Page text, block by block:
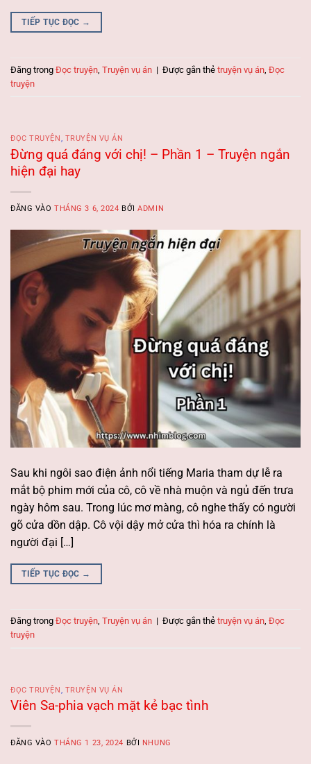
TIẾP TỤC ĐỌC →
Đăng trong Đọc truyện Truyện vụ án | Được gắn thẻ truyện vụ án Đọc
truyện
ĐỌC TRUYỆN , TRUYỆN VỤ ÁN
Đừng quá đáng với chị! – Phần 1 – Truyện ngắn
hiện đại hay
ĐĂNG VÀOTHÁNG 3 6, 2024 BỞIADMIN
Sau khi ngôi sao điện ảnh nổi tiếng Maria tham dự lễ ra
mắt bộ phim mới của cô, cô về nhà muộn và ngủ đến trưa
ngày hôm sau. Trong lúc mơ màng, cô nghe thấy có người
gõ cửa dồn dập. Cô vội dậy mở cửa thì hóa ra chính là
người đại […]
TIẾP TỤC ĐỌC →
Đăng trong Đọc truyện, Truyện vụ án | Được gắn thẻ truyện vụ án, Đọc
truyện
ĐỌC TRUYỆN, TRUYỆN VỤ ÁN
Viên Sa-phia vạch mặt kẻ bạc tình
ĐĂNG VÀOTHÁNG 1 23, 2024 BỞI NHUNG